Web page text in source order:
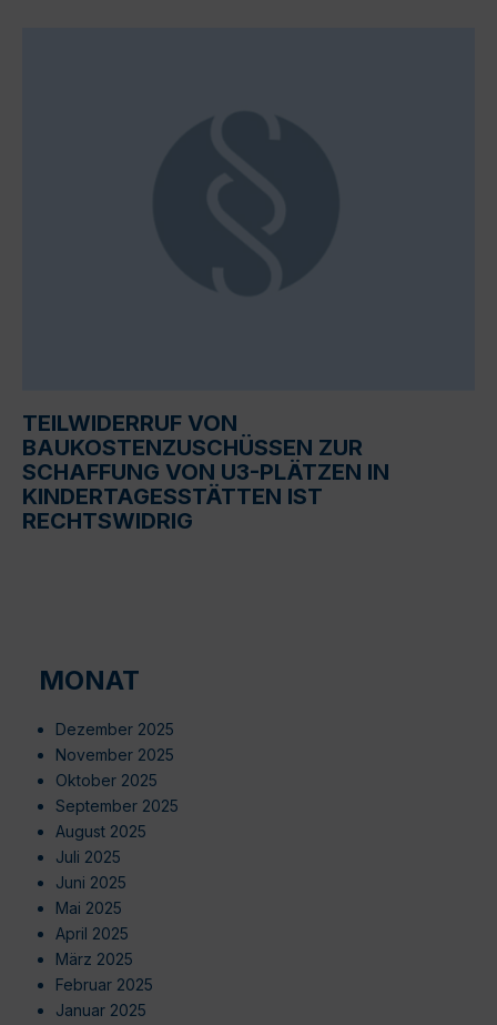
TEILWIDERRUF VON
BAUKOSTENZUSCHÜSSEN ZUR
SCHAFFUNG VON U3-PLÄTZEN IN
KINDERTAGESSTÄTTEN IST
RECHTSWIDRIG
MONAT
Dezember 2025
November 2025
Oktober 2025
September 2025
August 2025
Juli 2025
Juni 2025
Mai 2025
April 2025
März 2025
Februar 2025
Januar 2025